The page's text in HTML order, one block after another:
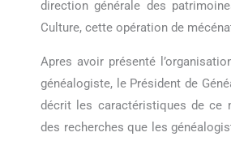
direction générale des
Culture, cette opération de
Apres avoir présenté
généalogiste, le Président de
décrit les caractéristiques de ce
des recherches que les